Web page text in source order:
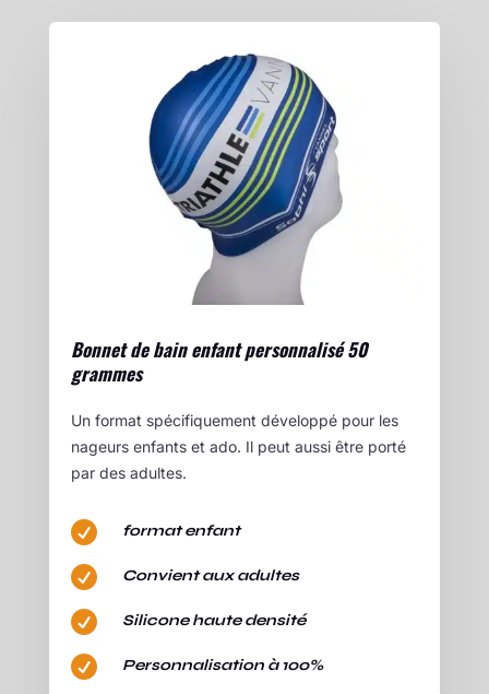
Bonnet de bain enfant personnalisé 50
grammes
Un format spécifiquement développé pour les
nageurs enfants et ado. Il peut aussi être porté
par des adultes.
 format enfant
 Convient aux adultes
 Silicone haute densité
 Personnalisation à 100%